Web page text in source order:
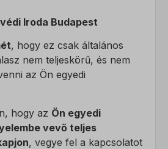
Iroda Budapest
, hogy ez csak általános
nem teljeskörű, és nem
az Ön egyedi
hogy az Ön egyedi
vevő teljes
, vegye fel a kapcsolatot
hirdetések megjelenítésére. Ezt a
teszik meg különböző
megjelenítése
sütit, domaint és szolgáltatást
megjelenítése